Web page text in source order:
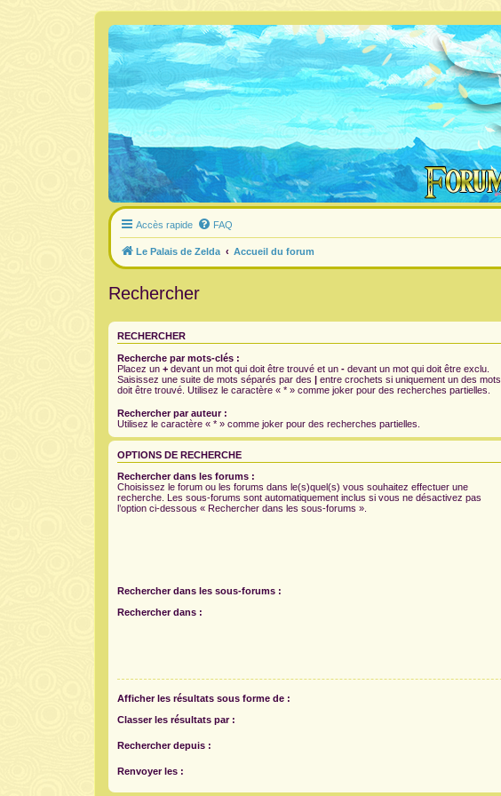
Accès rapide FAQ
Le Palais de Zelda Accueil du forum
Rechercher
RECHERCHER
Recherche par mots-clés :
Placez un + devant un mot qui doit être trouvé et un - devant un mot qui doit être exclu.
Saisissez une suite de mots séparés par des | entre crochets si uniquement un des mots
doit être trouvé. Utilisez le caractère « * » comme joker pour des recherches partielles.
Rechercher par auteur :
Utilisez le caractère « * » comme joker pour des recherches partielles.
OPTIONS DE RECHERCHE
Rechercher dans les forums :
Choisissez le forum ou les forums dans le(s)quel(s) vous souhaitez effectuer une
recherche. Les sous-forums sont automatiquement inclus si vous ne désactivez pas
l’option ci-dessous « Rechercher dans les sous-forums ».
Rechercher dans les sous-forums :
Rechercher dans :
Afficher les résultats sous forme de :
Classer les résultats par :
Rechercher depuis :
Renvoyer les :